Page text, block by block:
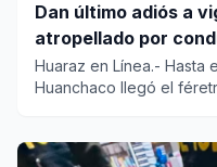
Dan último adiós a
atropellado por
Huaraz en Línea.- Hasta
Huanchaco llegó el